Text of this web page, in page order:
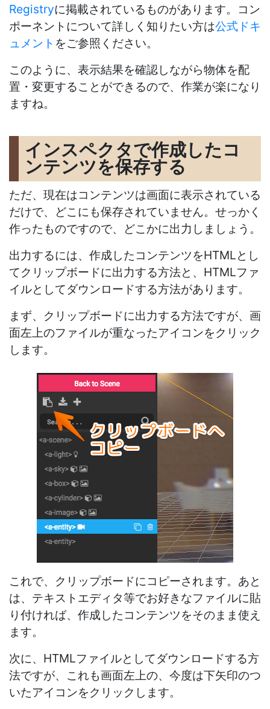
Registryに掲載されているものがあります。コン
ポーネントについて詳しく知りたい方は公式ドキ
ュメント をご参照ください。
このように、表示結果を確認しながら物体を配
置・変更することができるので、作業が楽になり
ますね。
インスペクタで作成したコ
ンテンツを保存する
ただ、現在はコンテンツは画面に表示されている
だけで、どこにも保存されていません。せっかく
作ったものですので、どこかに出力しましょう。
出力するには、作成したコンテンツをHTMLとし
てクリップボードに出力する方法と、HTMLファ
イルとしてダウンロードする方法があります。
まず、クリップボードに出力する方法ですが、画
面左上のファイルが重なったアイコンをクリック
します。
これで、クリップボードにコピーされます。あと
は、テキストエディタ等でお好きなファイルに貼
り付ければ、作成したコンテンツをそのまま使え
ます。
次に、HTMLファイルとしてダウンロードする方
法ですが、これも画面左上の、今度は下矢印のつ
いたアイコンをクリックします。